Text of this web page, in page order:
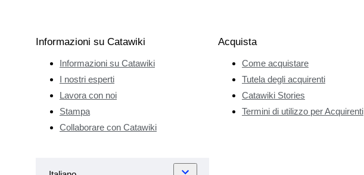
Informazioni su Catawiki
Informazioni su Catawiki
I nostri esperti
Lavora con noi
Stampa
Collaborare con Catawiki
Acquista
Come acquistare
Tutela degli acquirenti
Catawiki Stories
Termini di utilizzo per Acquirenti